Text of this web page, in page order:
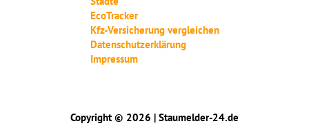
EcoTracker
Kfz-Versicherung vergleichen
Datenschutzerklärung
Impressum
Copyright © 2026 | Staumelder-24.de